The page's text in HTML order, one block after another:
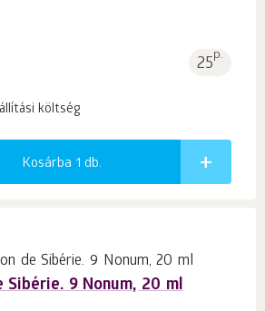
25p.
költség
Kosárba 1 db.
Sibérie. 9 Nonum, 20 ml